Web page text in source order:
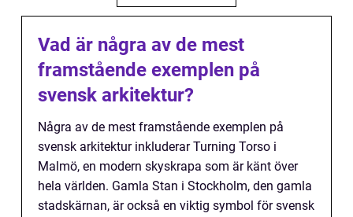
Vad är några av de mest
framstående exemplen på
svensk arkitektur?
Några av de mest framstående exemplen på
svensk arkitektur inkluderar Turning Torso i
Malmö, en modern skyskrapa som är känt över
hela världen. Gamla Stan i Stockholm, den gamla
stadskärnan, är också en viktig symbol för svensk